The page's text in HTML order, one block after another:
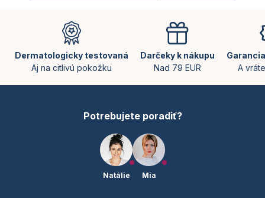
Dermatologicky testovaná
Aj na citlivú pokožku
Darčeky k nákupu
Nad 79 EUR
A
Potrebujete poradiť?
Natálie Mia